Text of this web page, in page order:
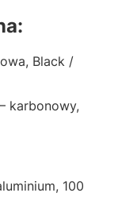
Black /
karbonowy,
100